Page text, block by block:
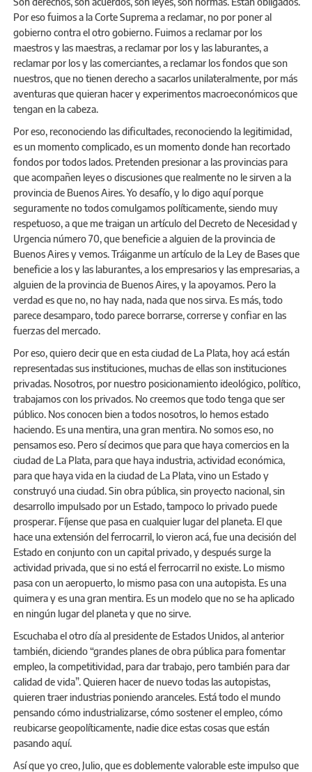
Por eso fuimos a la Corte Suprema a reclamar, no por poner al
gobierno contra el otro gobierno. Fuimos a reclamar por los
maestros y las maestras, a reclamar por los y las laburantes, a
reclamar por los y las comerciantes, a reclamar los fondos que son
nuestros, que no tienen derecho a sacarlos unilateralmente, por más
aventuras que quieran hacer y experimentos macroeconómicos que
tengan en la cabeza.
Por eso, reconociendo las dificultades, reconociendo la legitimidad,
es un momento complicado, es un momento donde han recortado
fondos por todos lados. Pretenden presionar a las provincias para
que acompañen leyes o discusiones que realmente no le sirven a la
provincia de Buenos Aires. Yo desafío, y lo digo aquí porque
seguramente no todos comulgamos políticamente, siendo muy
respetuoso, a que me traigan un artículo del Decreto de Necesidad y
Urgencia número 70, que beneficie a alguien de la provincia de
Buenos Aires y vemos. Tráiganme un artículo de la Ley de Bases que
beneficie a los y las laburantes, a los empresarios y las empresarias, a
alguien de la provincia de Buenos Aires, y la apoyamos. Pero la
verdad es que no, no hay nada, nada que nos sirva. Es más, todo
parece desamparo, todo parece borrarse, correrse y confiar en las
fuerzas del mercado.
Por eso, quiero decir que en esta ciudad de La Plata, hoy acá están
representadas sus instituciones, muchas de ellas son instituciones
privadas. Nosotros, por nuestro posicionamiento ideológico, político,
trabajamos con los privados. No creemos que todo tenga que ser
público. Nos conocen bien a todos nosotros, lo hemos estado
haciendo. Es una mentira, una gran mentira. No somos eso, no
pensamos eso. Pero sí decimos que para que haya comercios en la
ciudad de La Plata, para que haya industria, actividad económica,
para que haya vida en la ciudad de La Plata, vino un Estado y
construyó una ciudad. Sin obra pública, sin proyecto nacional, sin
desarrollo impulsado por un Estado, tampoco lo privado puede
prosperar. Fíjense que pasa en cualquier lugar del planeta. El que
hace una extensión del ferrocarril, lo vieron acá, fue una decisión del
Estado en conjunto con un capital privado, y después surge la
actividad privada, que si no está el ferrocarril no existe. Lo mismo
pasa con un aeropuerto, lo mismo pasa con una autopista. Es una
quimera y es una gran mentira. Es un modelo que no se ha aplicado
en ningún lugar del planeta y que no sirve.
Escuchaba el otro día al presidente de Estados Unidos, al anterior
también, diciendo “grandes planes de obra pública para fomentar
empleo, la competitividad, para dar trabajo, pero también para dar
calidad de vida”. Quieren hacer de nuevo todas las autopistas,
quieren traer industrias poniendo aranceles. Está todo el mundo
pensando cómo industrializarse, cómo sostener el empleo, cómo
reubicarse geopolíticamente, nadie dice estas cosas que están
pasando aquí.
Así que yo creo, Julio, que es doblemente valorable este impulso que